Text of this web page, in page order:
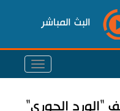
البث المباشر
الجوري"